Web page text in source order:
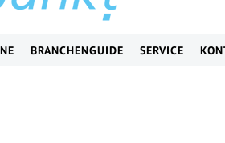
BRANCHENGUIDE SERVICE